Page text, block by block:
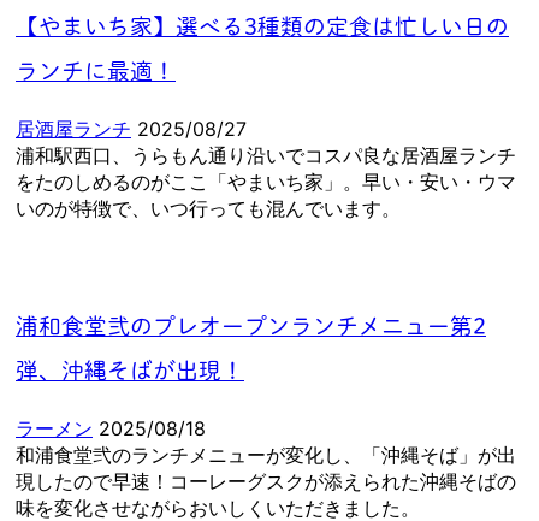
【やまいち家】選べる3種類の定食は忙しい日の
ランチに最適！
居酒屋ランチ 2025/08/27
浦和駅西口、うらもん通り沿いでコスパ良な居酒屋ランチ
をたのしめるのがここ「やまいち家」。早い・安い・ウマ
いのが特徴で、いつ行っても混んでいます。
浦和食堂弐のプレオープンランチメニュー第2
弾、沖縄そばが出現！
ラーメン 2025/08/18
和浦食堂弐のランチメニューが変化し、「沖縄そば」が出
現したので早速！コーレーグスクが添えられた沖縄そばの
味を変化させながらおいしくいただきました。